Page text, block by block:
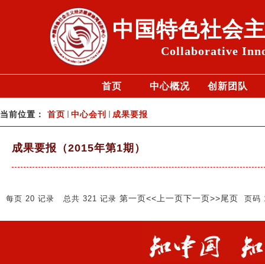
中国特色社会
Collaborative
首页 中心概况 创新团队
当前位置： 首页 中心会刊 成果要报
成果要报（2015年第1期）
每页 20 记录 总共 321 记录 第一页<<上一页下一页>>尾页 页码